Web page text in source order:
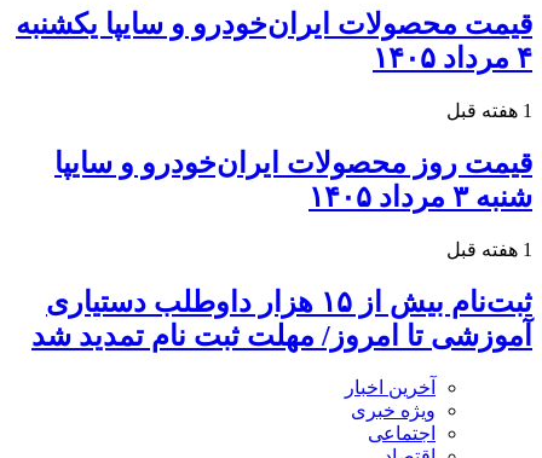
قیمت محصولات ایران‌خودرو و سایپا یکشنبه
۴ مرداد ۱۴۰۵
1 هفته قبل
قیمت روز محصولات ایران‌خودرو و سایپا
شنبه ۳ مرداد ۱۴۰۵
1 هفته قبل
ثبت‌نام بیش از ۱۵ هزار داوطلب دستیاری
آموزشی تا امروز/ مهلت ثبت نام تمدید شد
آخرین اخبار
ویژه خبری
اجتماعی